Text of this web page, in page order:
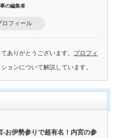
の編集者
ロフィール
ありがとうございます。 プロフィ
ョンについて解説しています。
-お伊勢参りで超有名！内宮の参